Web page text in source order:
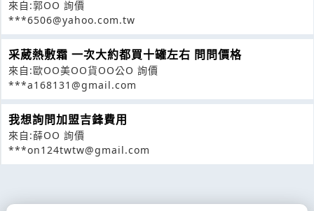
來自:郭OO 詢價
***6506@yahoo.com.tw
采葳熱敷霜 一次大約都買十罐左右 問問價格
來自:歐OO美OO貨OO公O 詢價
***a168131@gmail.com
我想詢問加盟吉鋒費用
來自:薛OO 詢價
***on124twtw@gmail.com